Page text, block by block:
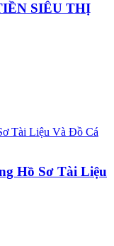
SIÊU THỊ
Hồ Sơ Tài Liệu